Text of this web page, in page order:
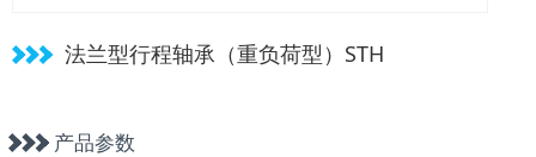
法兰型行程轴承（重负荷型）STH
产品参数